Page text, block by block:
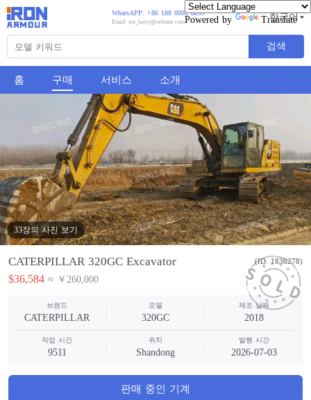
Powered by Translate
검색
WhatsAPP: +86 188 0002 8859
Email: wu_barry@cehome.com 한국어
홈 구매 서비스 소개
33장의 사진 보기
CATERPILLAR 320GC Excavator (ID: 1836278)
$36,584 ≈ ￥260,000
브랜드
CATERPILLAR
모델
320GC
제조 날짜
2018
작업 시간
9511
위치
Shandong
발행 시간
2026-07-03
판매 중인 기계